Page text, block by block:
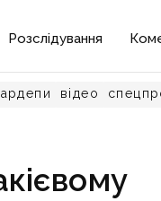
Розслідування
відео